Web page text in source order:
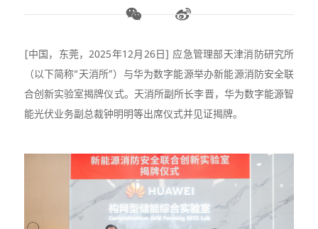
[中国，东莞，2025年12月26日] 应急管理部天津消防研究所
（以下简称“天消所”）与华为数字能源举办新能源消防安全联
合创新实验室揭牌仪式。天消所副所长李晋，华为数字能源智
能光伏业务副总裁钟明明等出席仪式并见证揭牌。